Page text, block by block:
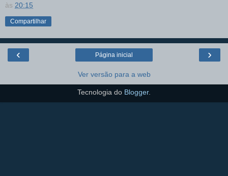
às 20:15
Compartilhar
‹ ›
Página inicial
Ver versão para a web
Tecnologia do Blogger.